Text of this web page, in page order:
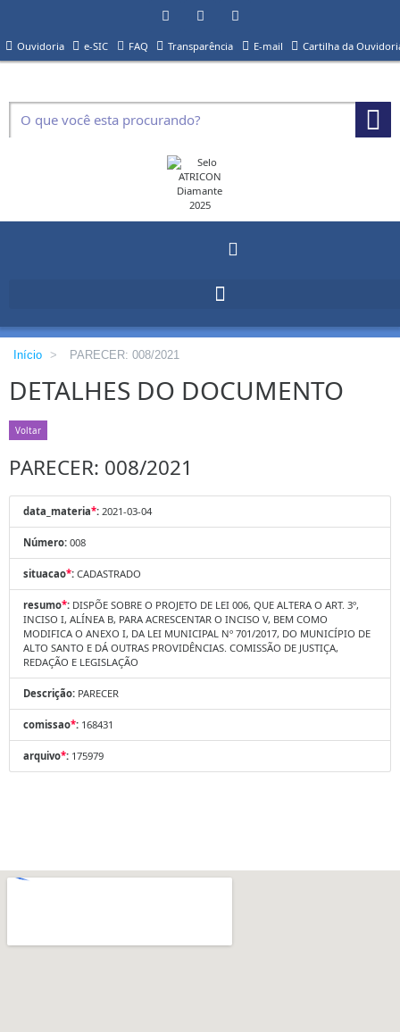
Ouvidoria e-SIC FAQ Transparência E-mail Cartilha da
Início > PARECER: 008/2021
DETALHES DO DOCUMENTO
Voltar
PARECER: 008/2021
data_materia*: 2021-03-04
Número: 008
situacao*: CADASTRADO
resumo*: DISPÕE SOBRE O PROJETO DE LEI 006, QUE ALTERA O ART. 3º,
INCISO I, ALÍNEA B, PARA ACRESCENTAR O INCISO V, BEM COMO
MODIFICA O ANEXO I, DA LEI MUNICIPAL Nº 701/2017, DO MUNICÍPIO DE
ALTO SANTO E DÁ OUTRAS PROVIDÊNCIAS. COMISSÃO DE JUSTIÇA,
REDAÇÃO E LEGISLAÇÃO
Descrição: PARECER
comissao*: 168431
arquivo*: 175979